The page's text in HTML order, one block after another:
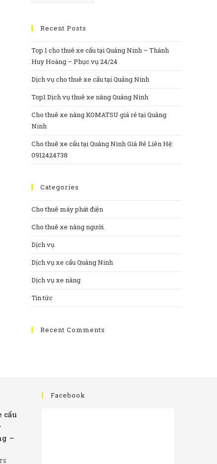
Recent Posts
Top 1 cho thuê xe cẩu tại Quảng Ninh – Thành
Huy Hoàng – Phục vụ 24/24
Dịch vụ cho thuê xe cẩu tại Quảng Ninh
Top1 Dịch vụ thuê xe nâng Quảng Ninh
Cho thuê xe nâng KOMATSU giá rẻ tại Quảng
Ninh
Cho thuê xe cẩu tại Quảng Ninh Giá Rẻ Liên Hệ:
0912424738
Categories
Cho thuê máy phát điện
Cho thuê xe nâng người
Dịch vụ
Dịch vụ xe cẩu Quảng Ninh
Dịch vụ xe nâng
Tin tức
Recent Comments
cẩu
–
Facebook